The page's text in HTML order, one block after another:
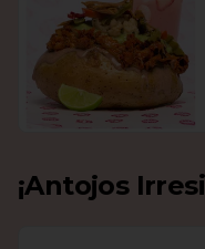
¡Antojos